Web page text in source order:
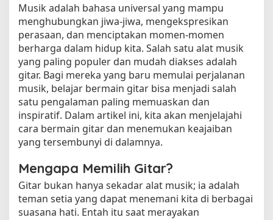
Musik adalah bahasa universal yang mampu
menghubungkan jiwa-jiwa, mengekspresikan
perasaan, dan menciptakan momen-momen
berharga dalam hidup kita. Salah satu alat musik
yang paling populer dan mudah diakses adalah
gitar. Bagi mereka yang baru memulai perjalanan
musik, belajar bermain gitar bisa menjadi salah
satu pengalaman paling memuaskan dan
inspiratif. Dalam artikel ini, kita akan menjelajahi
cara bermain gitar dan menemukan keajaiban
yang tersembunyi di dalamnya.
Mengapa Memilih Gitar?
Gitar bukan hanya sekadar alat musik; ia adalah
teman setia yang dapat menemani kita di berbagai
suasana hati. Entah itu saat merayakan